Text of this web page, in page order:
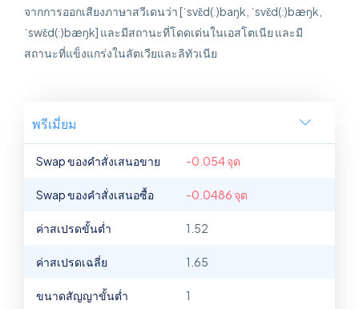
จากการออกเสียงภาษาสวีเดนว่า [ˈsvɛ̌d(ː)baŋk, ˈsvɛ̌d(ː)bæŋk,
ˈswɛ̌d(ː)bæŋk] และมีสถานะที่โดดเด่นในเอสโตเนีย และมี
สถานะที่แข็งแกร่งในลัตเวียและลิทัวเนีย
พรีเมี่ยม
Swap ของคำสั่งเสนอขาย -0.054 จุด
Swap ของคำสั่งเสนอซื้อ -0.0486 จุด
ค่าสเปรดขั้นต่ำ 1.52
ค่าสเปรดเฉลี่ย 1.65
ขนาดสัญญาขั้นต่ำ 1